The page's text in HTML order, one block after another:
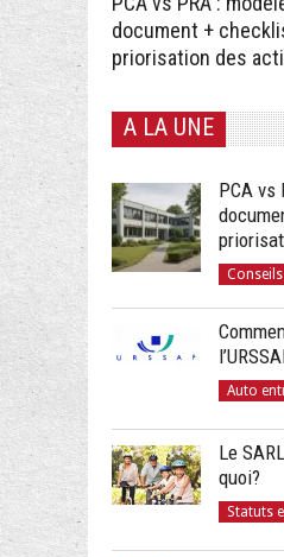
document +
priorisation des
A LA UNE
PCA vs
Auto
Le
quoi?
Statuts